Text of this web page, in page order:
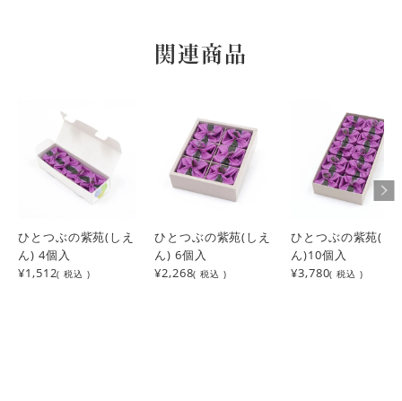
出ると教えて頂きお返しに贈りました。その方には喜んで頂
けたようですが、自分用に頼んだ物はそういう品種なのか個
体差なのか、砂糖味が強くあまり葡萄の味はしなかったで
す。
1
投稿日
2023/10/30
広島駅で販売されていたのをいただいて
関連商品
ひとつぶの紫苑(しえ
ん) 4個入
¥1,512( 税込 )
ひとつぶの紫苑(しえ
ん) 6個入
¥2,268( 税込 )
ひとつぶの紫苑(し
ん)10個入
¥3,780( 税込 )